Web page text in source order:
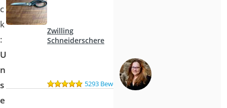
c
k
:
U
n
s
e
Zwilling
Schneiderschere
5293 Bewertungen